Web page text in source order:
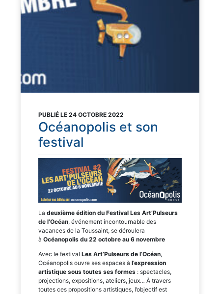
PUBLIÉ LE 24 OCTOBRE 2022
Océanopolis et son
festival
La deuxième édition du Festival Les Art’Pulseurs
de l’Océan, événement incontournable des
vacances de la Toussaint, se déroulera
à Océanopolis du 22 octobre au 6 novembre
Avec le festival Les Art’Pulseurs de l’Océan,
Océanopolis ouvre ses espaces à l’expression
artistique sous toutes ses formes : spectacles,
projections, expositions, ateliers, jeux… À travers
toutes ces propositions artistiques, l’objectif est